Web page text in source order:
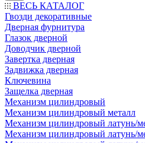
ВЕСЬ КАТАЛОГ
Гвозди декоративные
Дверная фурнитура
Глазок дверной
Доводчик дверной
Завертка дверная
Задвижка дверная
Ключевина
Защелка дверная
Механизм цилиндровый
Механизм цилиндровый металл
Механизм цилиндровый латунь/
Механизм цилиндровый латунь/